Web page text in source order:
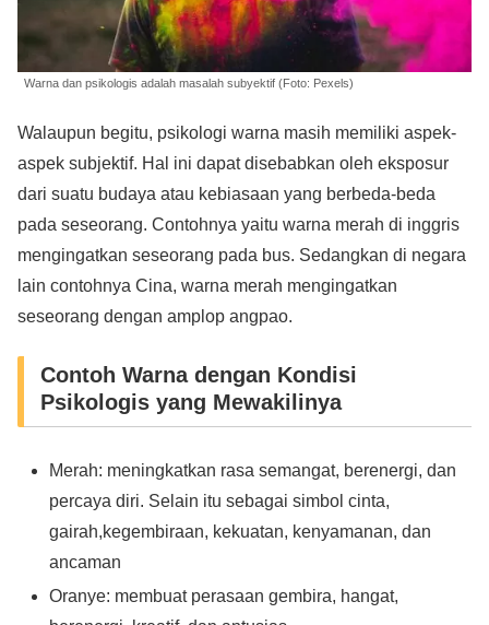
Warna dan psikologis adalah masalah subyektif (Foto: Pexels)
Walaupun begitu, psikologi warna masih memiliki aspek-
aspek subjektif. Hal ini dapat disebabkan oleh eksposur
dari suatu budaya atau kebiasaan yang berbeda-beda
pada seseorang. Contohnya yaitu warna merah di inggris
mengingatkan seseorang pada bus. Sedangkan di negara
lain contohnya Cina, warna merah mengingatkan
seseorang dengan amplop angpao.
Contoh Warna dengan Kondisi
Psikologis yang Mewakilinya
Merah: meningkatkan rasa semangat, berenergi, dan
percaya diri. Selain itu sebagai simbol cinta,
gairah,kegembiraan, kekuatan, kenyamanan, dan
ancaman
Oranye: membuat perasaan gembira, hangat,